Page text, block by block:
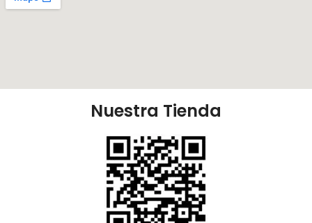
Nuestra Tienda